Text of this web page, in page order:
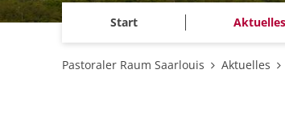
Start Aktuelles
Pastoraler Raum Saarlouis Aktuelles